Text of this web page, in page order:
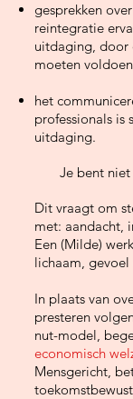
gesprekken
reintegratie
uitdaging, door
moeten
het
professionals is
uitdaging.
Je bent niet
Dit vraagt om
met: aandacht,
Een (Milde)
lichaam, gevoel
In plaats van
presteren
nut-model,
economisch
Mensgericht,